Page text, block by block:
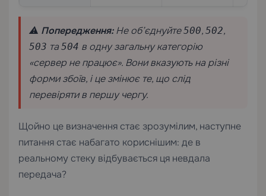
⚠️ Попередження:Не об’єднуйте500, 502,
503 та 504 в одну загальну категорію
«сервер не працює». Вони вказують на різні
форми збоїв, і це змінює те, що слід
перевіряти в першу чергу.
Щойно це визначення стає зрозумілим, наступне
питання стає набагато кориснішим: де в
реальному стеку відбувається ця невдала
передача?